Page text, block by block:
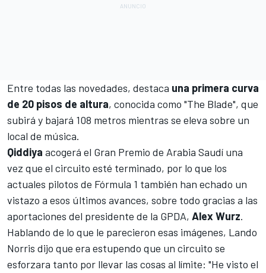
Entre todas las novedades, destaca una primera curva
de 20 pisos de altura, conocida como "The Blade", que
subirá y bajará 108 metros mientras se eleva sobre un
local de música.
Qiddiya acogerá el Gran Premio de Arabia Saudí una
vez que el circuito esté terminado, por lo que los
actuales pilotos de Fórmula 1 también han echado un
vistazo a esos últimos avances, sobre todo gracias a las
aportaciones del presidente de la GPDA, Alex Wurz.
Hablando de lo que le parecieron esas imágenes, Lando
Norris dijo que era estupendo que un circuito se
esforzara tanto por llevar las cosas al límite: "He visto el